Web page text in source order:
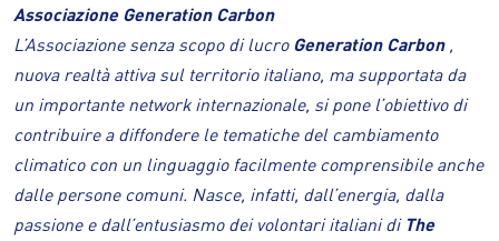
Associazione Generation Carbon
L’Associazione senza scopo di lucro Generation Carbon ,
nuova realtà attiva sul territorio italiano, ma supportata da
un importante network internazionale, si pone l’obiettivo di
contribuire a diffondere le tematiche del cambiamento
climatico con un linguaggio facilmente comprensibile anche
dalle persone comuni. Nasce, infatti, dall’energia, dalla
passione e dall’entusiasmo dei volontari italiani di The